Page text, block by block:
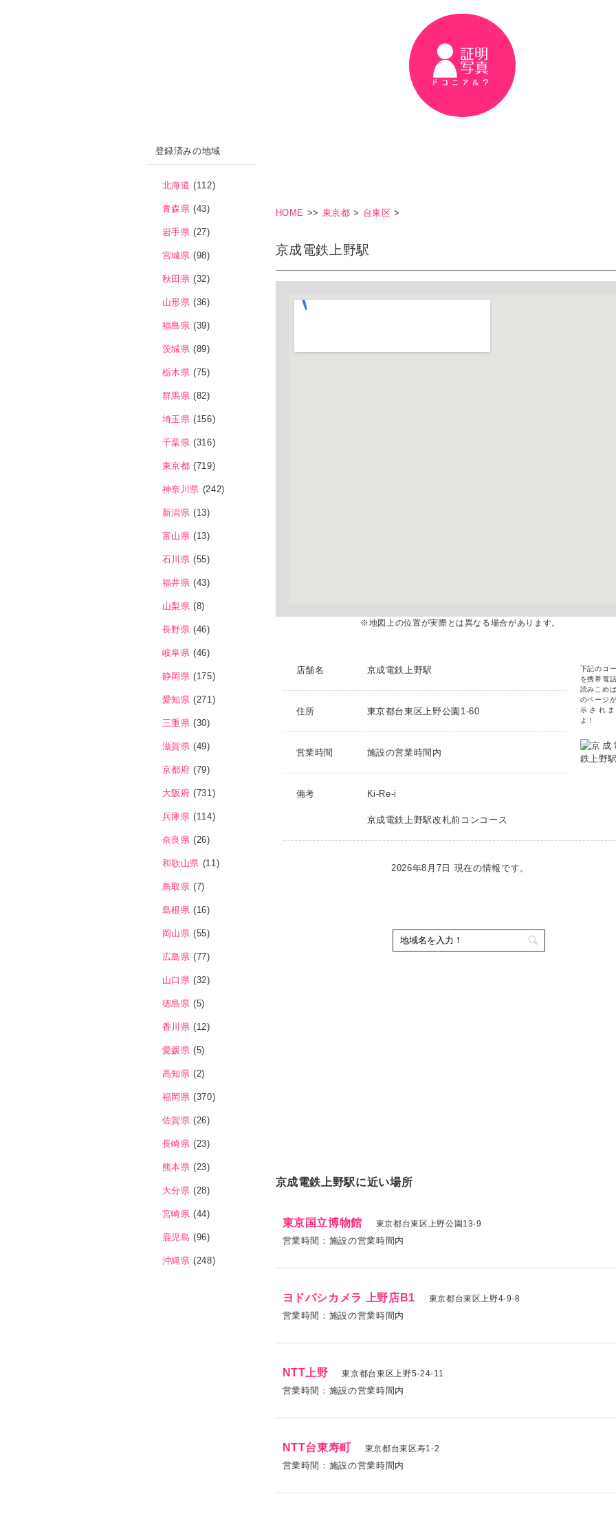
HOME >> 東京都 > 台東区 >
京成電鉄上野駅
※地図上の位置が実際とは異なる場合があります。
店舗名 京成電鉄上野駅
下記のコ
を携帯電
読みこめ
のページ
示され
よ！
住所 東京都台東区上野公園1-60
営業時間 施設の営業時間内
備考 Ki-Re-i
京成電鉄上野駅改札前コンコース
2026年8月7日 現在の情報です。
京成電鉄上野駅に近い場所
東京国立博物館 東京都台東区上野公園13-9
営業時間：施設の営業時間内
ヨドバシカメラ 上野店B1 東京都台東区上野4-9-8
営業時間：施設の営業時間内
NTT上野 東京都台東区上野5-24-11
営業時間：施設の営業時間内
NTT台東寿町 東京都台東区寿1-2
営業時間：施設の営業時間内
登録済みの地域
北海道 (112)
青森県 (43)
岩手県 (27)
宮城県 (98)
秋田県 (32)
山形県 (36)
福島県 (39)
茨城県 (89)
栃木県 (75)
群馬県 (82)
埼玉県 (156)
千葉県 (316)
東京都 (719)
神奈川県 (242)
新潟県 (13)
富山県 (13)
石川県 (55)
福井県 (43)
山梨県 (8)
長野県 (46)
岐阜県 (46)
静岡県 (175)
愛知県 (271)
三重県 (30)
滋賀県 (49)
京都府 (79)
大阪府 (731)
兵庫県 (114)
奈良県 (26)
和歌山県 (11)
鳥取県 (7)
島根県 (16)
岡山県 (55)
広島県 (77)
山口県 (32)
徳島県 (5)
香川県 (12)
愛媛県 (5)
高知県 (2)
福岡県 (370)
佐賀県 (26)
長崎県 (23)
熊本県 (23)
大分県 (28)
宮崎県 (44)
鹿児島 (96)
沖縄県 (248)